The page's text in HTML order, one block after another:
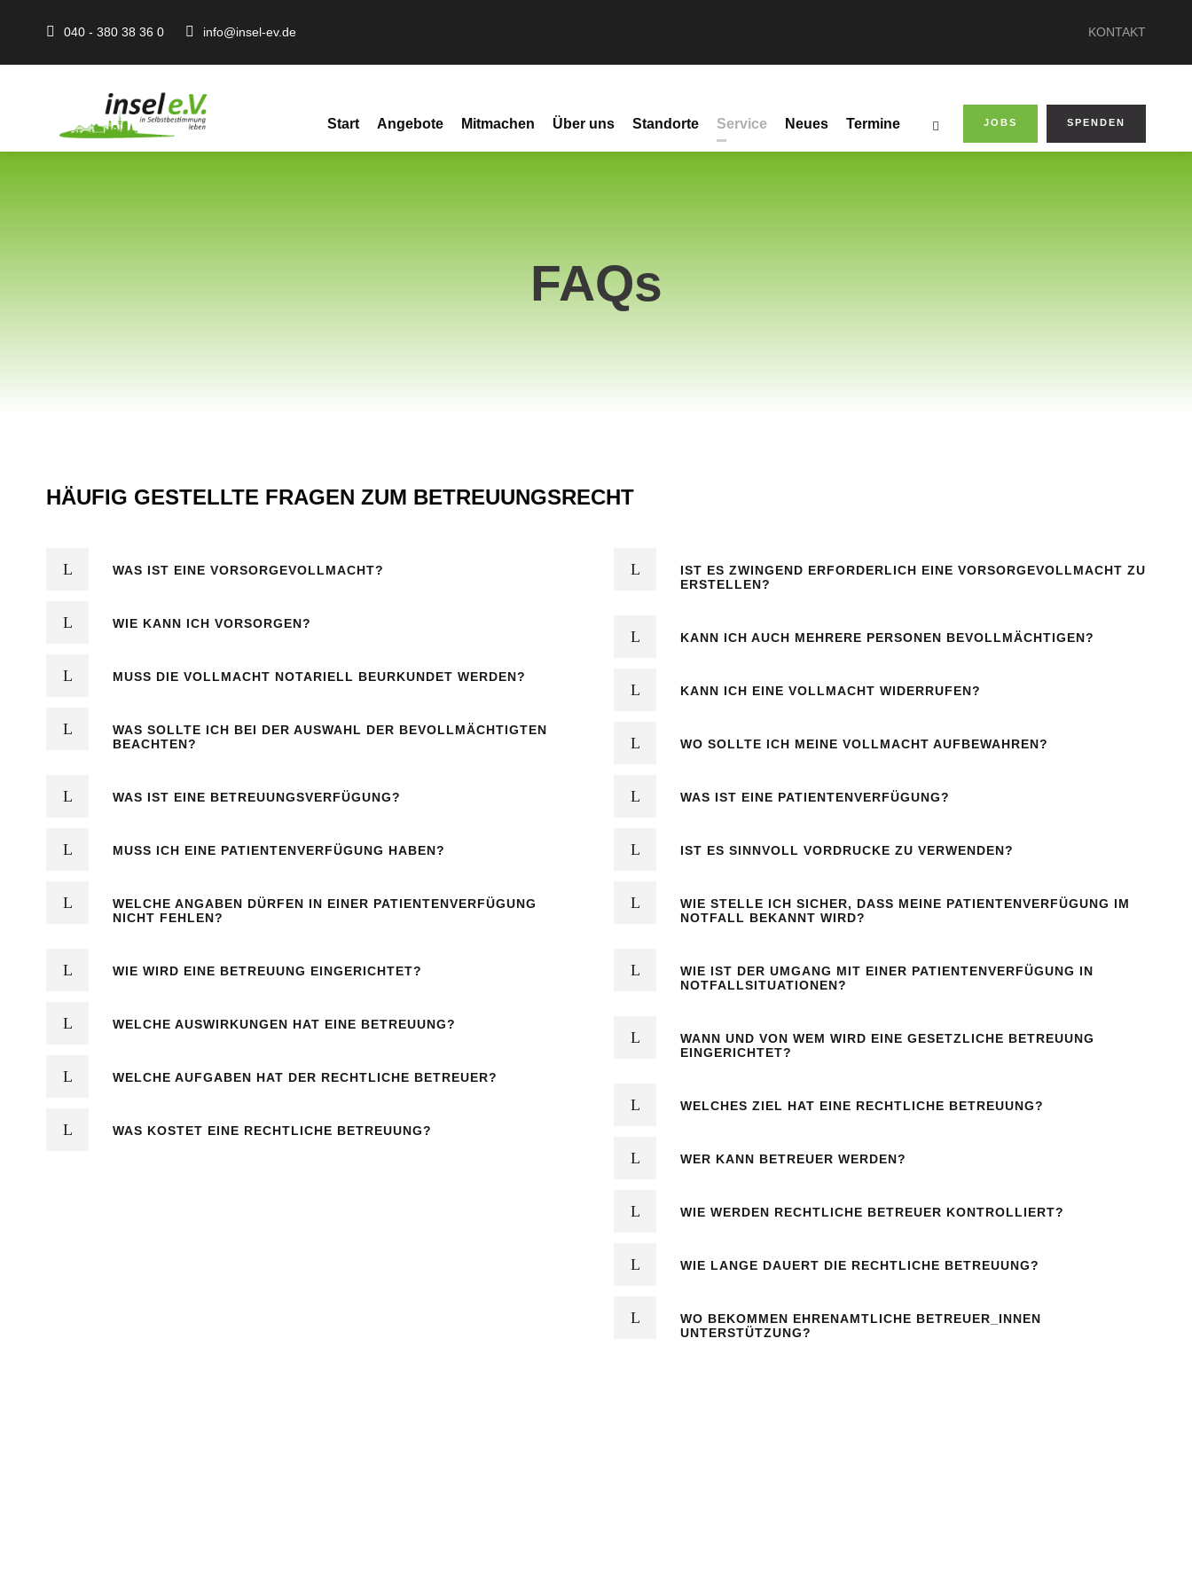
040 - 380 38 36 0 info@insel-ev.de KONTAKT
Start Angebote Mitmachen Über uns Standorte Service Neues Termine JOBS SPENDEN
FAQs
HÄUFIG GESTELLTE FRAGEN ZUM BETREUUNGSRECHT
WAS IST EINE VORSORGEVOLLMACHT?
WIE KANN ICH VORSORGEN?
MUSS DIE VOLLMACHT NOTARIELL BEURKUNDET WERDEN?
WAS SOLLTE ICH BEI DER AUSWAHL DER BEVOLLMÄCHTIGTEN
BEACHTEN?
WAS IST EINE BETREUUNGSVERFÜGUNG?
MUSS ICH EINE PATIENTENVERFÜGUNG HABEN?
WELCHE ANGABEN DÜRFEN IN EINER PATIENTENVERFÜGUNG
NICHT FEHLEN?
WIE WIRD EINE BETREUUNG EINGERICHTET?
WELCHE AUSWIRKUNGEN HAT EINE BETREUUNG?
WELCHE AUFGABEN HAT DER RECHTLICHE BETREUER?
WAS KOSTET EINE RECHTLICHE BETREUUNG?
IST ES ZWINGEND ERFORDERLICH EINE VORSORGEVOLLMACHT ZU
ERSTELLEN?
KANN ICH AUCH MEHRERE PERSONEN BEVOLLMÄCHTIGEN?
KANN ICH EINE VOLLMACHT WIDERRUFEN?
WO SOLLTE ICH MEINE VOLLMACHT AUFBEWAHREN?
WAS IST EINE PATIENTENVERFÜGUNG?
IST ES SINNVOLL VORDRUCKE ZU VERWENDEN?
WIE STELLE ICH SICHER, DASS MEINE PATIENTENVERFÜGUNG IM
NOTFALL BEKANNT WIRD?
WIE IST DER UMGANG MIT EINER PATIENTENVERFÜGUNG IN
NOTFALLSITUATIONEN?
WANN UND VON WEM WIRD EINE GESETZLICHE BETREUUNG
EINGERICHTET?
WELCHES ZIEL HAT EINE RECHTLICHE BETREUUNG?
WER KANN BETREUER WERDEN?
WIE WERDEN RECHTLICHE BETREUER KONTROLLIERT?
WIE LANGE DAUERT DIE RECHTLICHE BETREUUNG?
WO BEKOMMEN EHRENAMTLICHE BETREUER_INNEN
UNTERSTÜTZUNG?